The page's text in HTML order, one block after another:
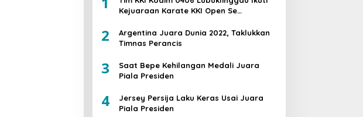
Kejuaraan Karate KKI Open Se
2
Argentina Juara Dunia 2022, Taklukkan
Timnas Perancis
3
Saat Bepe Kehilangan Medali Juara
Piala Presiden
4
Jersey Persija Laku Keras Usai Juara
Piala Presiden